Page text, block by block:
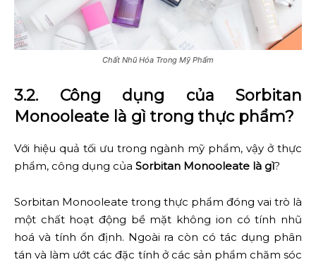
Chất Nhũ Hóa Trong Mỹ Phẩm
3.2. Công dụng của Sorbitan
Monooleate là gì trong thực phẩm?
Với hiệu quả tối ưu trong ngành mỹ phẩm, vậy ở thực
phẩm, công dụng của Sorbitan Monooleate là gì?
Sorbitan Monooleate trong thực phẩm đóng vai trò là
một chất hoạt động bề mặt không ion có tính nhũ
hoá và tính ổn định. Ngoài ra còn có tác dụng phân
tán và làm ướt các đặc tính ở các sản phẩm chăm sóc